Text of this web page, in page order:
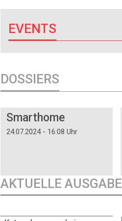
EVENTS
DOSSIERS
Smarthome
24.07.2024 - 16:08 Uhr
AKTUELLE AUSGABE